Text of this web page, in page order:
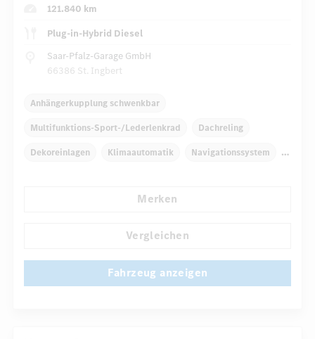
121.840 km
Plug-in-Hybrid Diesel
Saar-Pfalz-Garage GmbH
66386 St. Ingbert
Anhängerkupplung schwenkbar
Multifunktions-Sport-/Lederlenkrad Dachreling
Dekoreinlagen Klimaautomatik Navigationssystem
Automatisch abblendende Innen- und Außenspiegel
Merken
Vergleichen
Fahrzeug anzeigen